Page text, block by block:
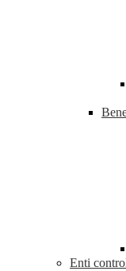
Enti